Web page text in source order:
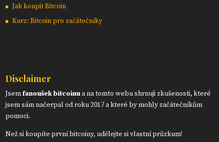
Jak koupit Bitcoin
Kurz: Bitcoin pro začátečníky
Disclaimer
Jsemfanoušek bitcoinua na tomto webu shrnuji zkušenosti, které
jsem sám načerpal od roku 2017 a které by mohly začátečníkům
pomoci.
Než si koupíte první bitcoiny, udělejte si vlastní průzkum!